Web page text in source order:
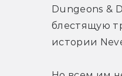
Dungeons &
блестящую
истории